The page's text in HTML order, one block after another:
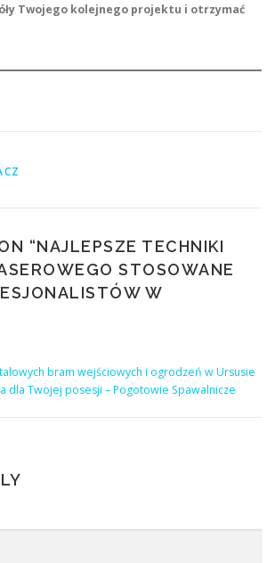
Twojego kolejnego projektu i otrzymać
“NAJLEPSZE TECHNIKI
STOSOWANE
W
bram wejściowych i ogrodzeń w Ursusie
dla Twojej posesji – Pogotowie Spawalnicze